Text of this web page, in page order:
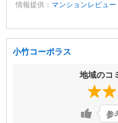
情報提供： マンションレビュー
小竹コーポラス
地域のコ
参